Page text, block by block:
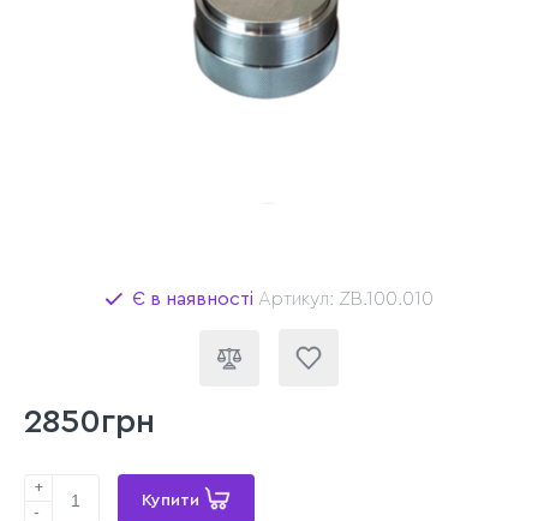
Є в наявності Артикул: ZB.100.010
2850грн
+
-
Купити